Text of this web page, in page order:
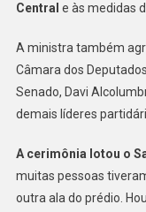
Central e às medidas
A ministra também
Câmara dos
Senado, Davi
demais líderes
A cerimônia lotou o
muitas pessoas
outra ala do prédio.